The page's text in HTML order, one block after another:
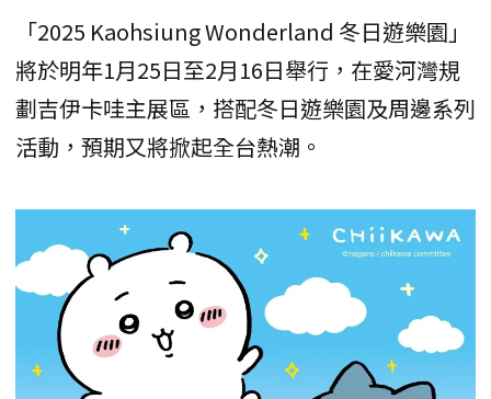
「2025 Kaohsiung Wonderland 冬日遊樂園」
將於明年1月25日至2月16日舉行，在愛河灣規
劃吉伊卡哇主展區，搭配冬日遊樂園及周邊系列
活動，預期又將掀起全台熱潮。